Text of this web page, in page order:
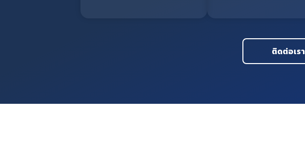
ติดต่อเรา